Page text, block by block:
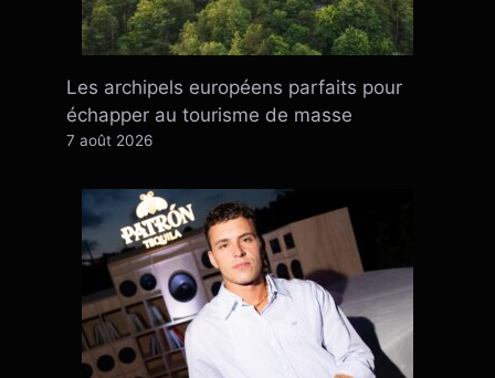
Les archipels européens parfaits pour
échapper au tourisme de masse
7 août 2026